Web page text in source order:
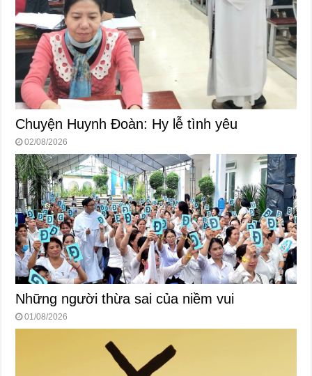
Chuyện Huynh Đoàn: Hy lễ tình yêu
02/08/2026
Những người thừa sai của niềm vui
01/08/2026